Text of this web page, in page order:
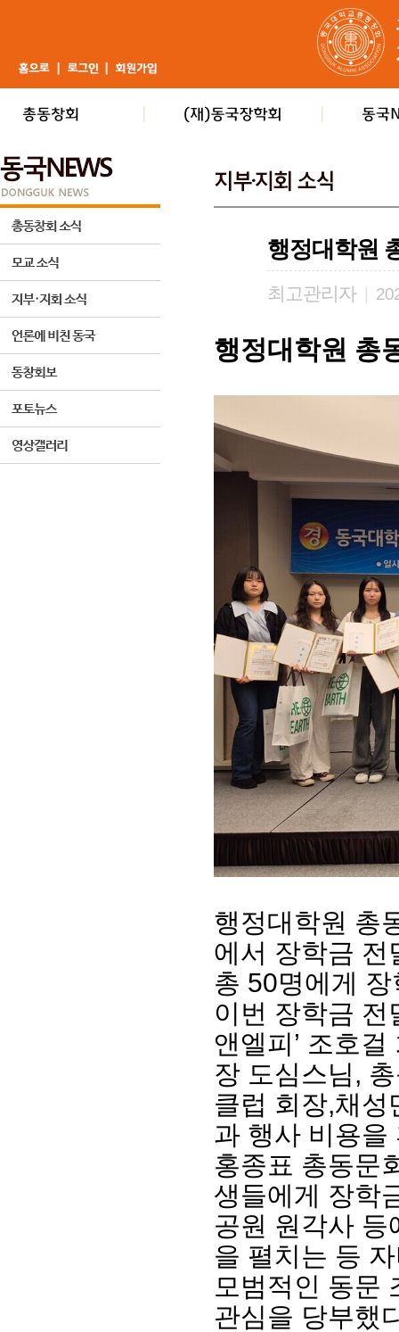
이사장 인사말
임원 현황
연혁·사업실적
역대 이사장
결산 공시
총동창
모교 소
지부·
언론에
동창회
포토뉴
영상갤
행정대학원
최고관리자
행정대학원 총
행정대학원 총
에서 장학금 전
총 50명에게
이번 장학금 전
앤엘피’ 조호
장 도심스님,
클럽 회장,채
과 행사 비용을
홍종표 총동문
생들에게 장학
공원 원각사
을 펼치는 등
모범적인 동문
관심을 당부했